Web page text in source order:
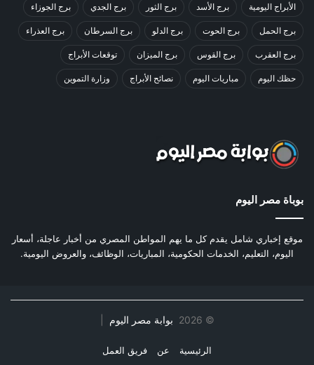
الأبراج اليومية برج الأسد برج الثور برج الجدي برج الجوزاء
برج الحمل برج الحوت برج الدلو برج السرطان برج العذراء
برج العقرب برج القوس برج الميزان توقعات الأبراج
حظك اليوم مباريات اليوم نصائح الأبراج وزارة التموين
بوباة مصر اليوم
موقع إخباري شامل يقدم كل ما يهم المواطن المصري من أخبار عاجلة، أسعار
اليوم، التعليم، الخدمات الحكومية، المباريات، الوظائف، والعروض اليومية.
©
2026 بوابة مصر اليوم
الرئيسية عن فريق العمل